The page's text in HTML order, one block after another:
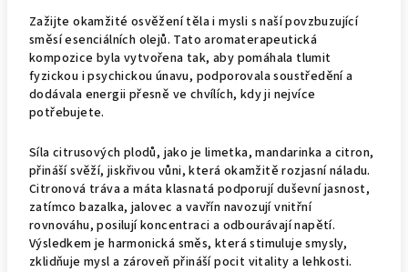
Zažijte okamžité osvěžení těla i mysli s naší povzbuzující
směsí esenciálních olejů. Tato aromaterapeutická
kompozice byla vytvořena tak, aby pomáhala tlumit
fyzickou i psychickou únavu, podporovala soustředění a
dodávala energii přesně ve chvílích, kdy ji nejvíce
potřebujete.
Síla citrusových plodů, jako je limetka, mandarinka a citron,
přináší svěží, jiskřivou vůni, která okamžitě rozjasní náladu.
Citronová tráva a máta klasnatá podporují duševní jasnost,
zatímco bazalka, jalovec a vavřín navozují vnitřní
rovnováhu, posilují koncentraci a odbourávají napětí.
Výsledkem je harmonická směs, která stimuluje smysly,
zklidňuje mysl a zároveň přináší pocit vitality a lehkosti.